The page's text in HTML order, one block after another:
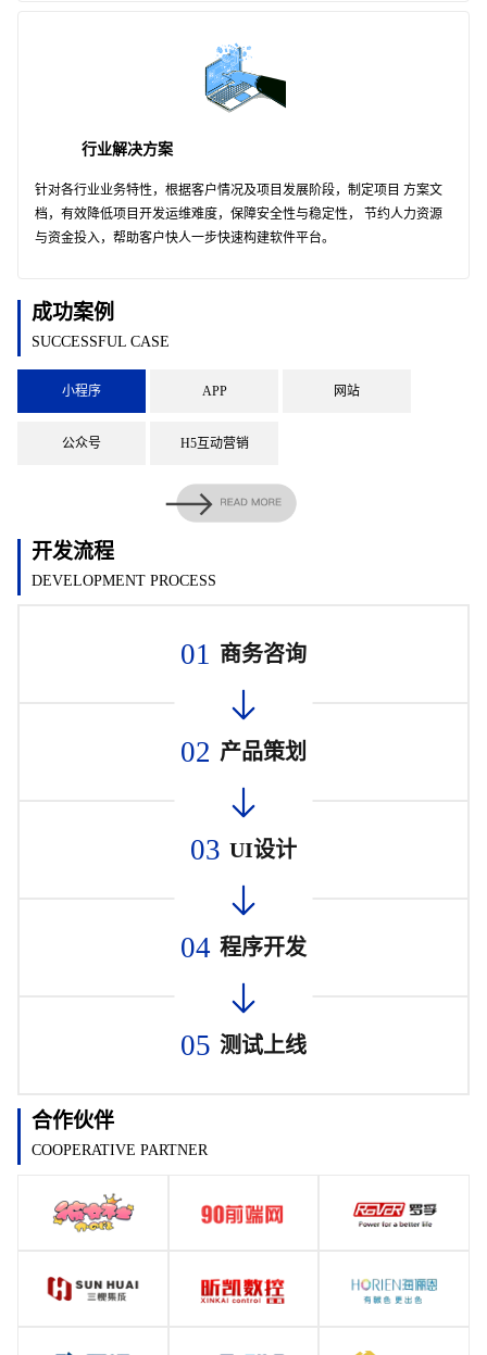
行业解决方案
针对各行业业务特性，根据客户情况及项目发展阶段，制定项目 方案文
档，有效降低项目开发运维难度，保障安全性与稳定性， 节约人力资源
与资金投入，帮助客户快人一步快速构建软件平台。
成功案例
SUCCESSFUL CASE
小程序 APP 网站
公众号 H5互动营销
开发流程
DEVELOPMENT PROCESS
01 商务咨询
02 产品策划
03 UI设计
04 程序开发
05 测试上线
合作伙伴
COOPERATIVE PARTNER